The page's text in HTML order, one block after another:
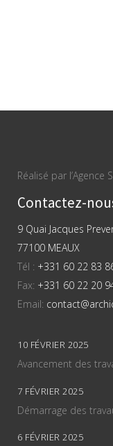
Réalisé par
Contactez-
9 Quai Jacques
77100 MEAUX
Tél : +331 60 22 83
Fax: +331 60 22 20
Email:
10 FÉVRIER 2025
Avancement des
7 FÉVRIER 2025
Démarrage des
6 FÉVRIER 2025